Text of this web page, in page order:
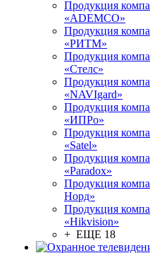
Продукция
«ADEMCO»
Продукция
«РИТМ»
Продукция
«Стелс»
Продукция
«NAVIgard»
Продукция
«ИПРо»
Продукция
«Satel»
Продукция
«Paradox»
Продукция
Норд»
Продукция
«Hikvision»
+ ЕЩЕ 18